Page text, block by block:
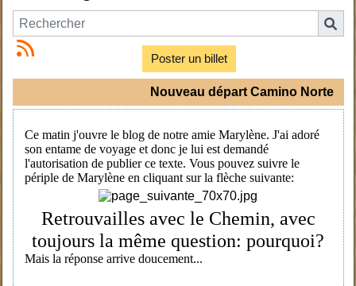
Poster un billet
Nouveau départ Camino Norte
Ce matin j'ouvre le blog de notre amie Marylène. J'ai adoré
son entame de voyage et donc je lui est demandé
l'autorisation de publier ce texte. Vous pouvez suivre le
périple de Marylène en cliquant sur la flèche suivante:
Retrouvailles avec le Chemin, avec
toujours la même question: pourquoi?
Mais la réponse arrive doucement...